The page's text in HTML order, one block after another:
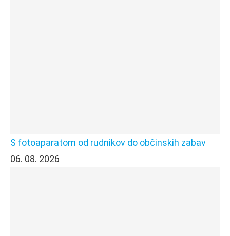
S fotoaparatom od rudnikov do občinskih zabav
06. 08. 2026